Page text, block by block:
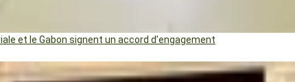
et le Gabon signent un accord d’engagement